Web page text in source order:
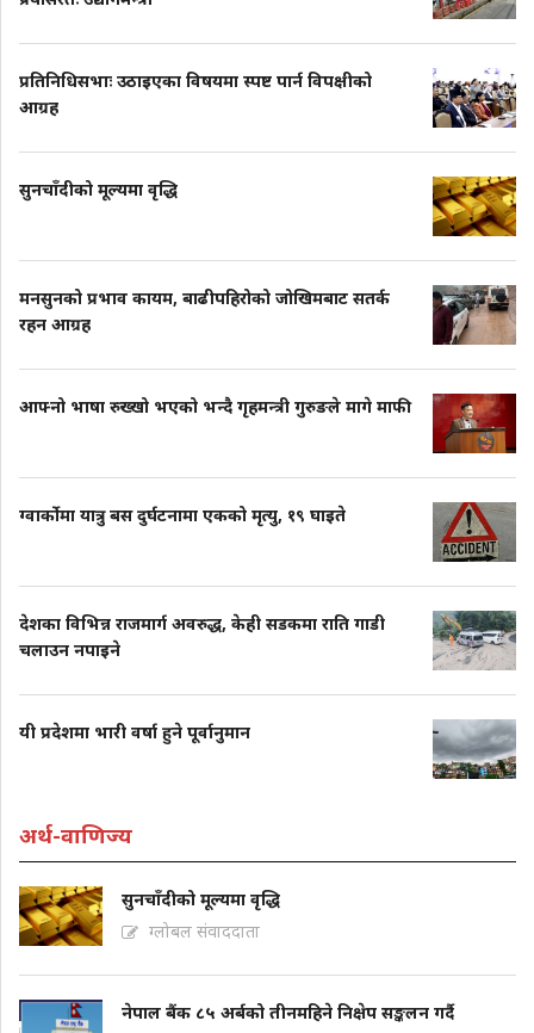
प्रतिनिधिसभाः उठाइएका विषयमा स्पष्ट पार्न विपक्षीको
आग्रह
सुनचाँदीको मूल्यमा वृद्धि
मनसुनको प्रभाव कायम, बाढीपहिरोको जोखिमबाट सतर्क
रहन आग्रह
आफ्नो भाषा रुख्खो भएको भन्दै गृहमन्त्री गुरुङले मागे माफी
ग्वार्कोमा यात्रु बस दुर्घटनामा एकको मृत्यु, १९ घाइते
देशका विभिन्न राजमार्ग अवरुद्ध, केही सडकमा राति गाडी
चलाउन नपाइने
यी प्रदेशमा भारी वर्षा हुने पूर्वानुमान
अर्थ-वाणिज्य
सुनचाँदीको मूल्यमा वृद्धि
ग्लोबल संवाददाता
नेपाल बैंक ८५ अर्बको तीनमहिने निक्षेप सङ्कलन गर्दै